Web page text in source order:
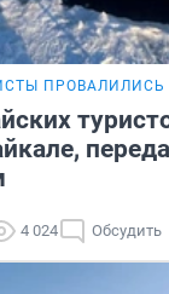
4 024 Обсудить